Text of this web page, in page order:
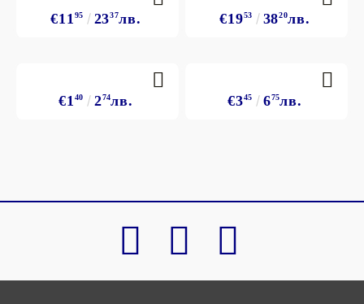
€11 95 2337лв. €1953 3820лв.
€1 40 274лв. €345 675лв.